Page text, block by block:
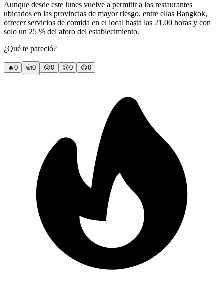
Aunque desde este lunes vuelve a permitir a los restaurantes
ubicados en las provincias de mayor riesgo, entre ellas Bangkok,
ofrecer servicios de comida en el local hasta las 21.00 horas y con
solo un 25 % del aforo del establecimiento.
¿Qué te pareció?
🔥0 👍0 😲0 😢0 😠0